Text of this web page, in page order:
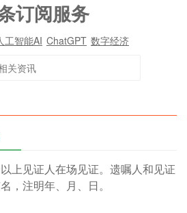
订阅服务
工智能AI ChatGPT 数字经济